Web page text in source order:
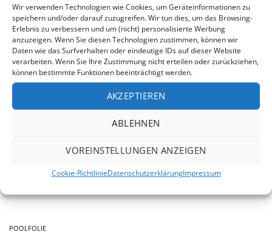
Wir verwenden Technologien wie Cookies, um Geräteinformationen zu
speichern und/oder darauf zuzugreifen. Wir tun dies, um das Browsing-
Erlebnis zu verbessern und um (nicht) personalisierte Werbung
anzuzeigen. Wenn Sie diesen Technologien zustimmen, können wir
Daten wie das Surfverhalten oder eindeutige IDs auf dieser Website
verarbeiten. Wenn Sie Ihre Zustimmung nicht erteilen oder zurückziehen,
können bestimmte Funktionen beeinträchtigt werden.
AKZEPTIEREN
ABLEHNEN
VOREINSTELLUNGEN ANZEIGEN
Cookie-RichtlinieDatenschutzerklärungImpressum
STAHLWAND
Kunststoffbeschichtet und feuerverzinkt
Verbindung durch Aluschiene (keine
Schraubverbindung)
Skimmer und Düse wahlweise vorgestanzt
Wandstärke ca. 0,6 - 0,8 mm
zweigeteilt
aus europäischer Produktion
POOLFOLIE